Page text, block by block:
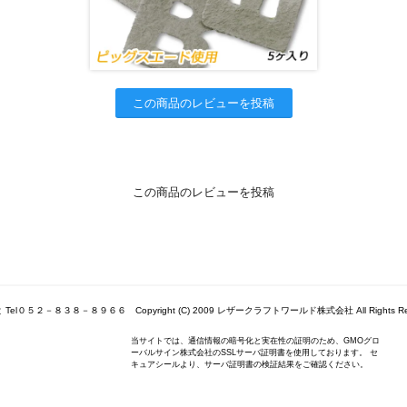
この商品のレビューを投稿
この商品のレビューを投稿
Tel０５２－８３８－８９６６ Copyright (C) 2009 レザークラフトワールド株式会社 All Rights
当サイトでは、通信情報の暗号化と実在性の証明のため、GMOグロ
ーバルサイン株式会社のSSLサーバ証明書を使用しております。 セ
キュアシールより、サーバ証明書の検証結果をご確認ください。